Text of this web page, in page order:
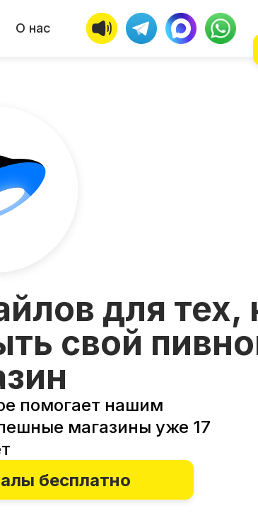
О нас
для тех,
свой
помогает нашим
магазины уже 17
бесплатно